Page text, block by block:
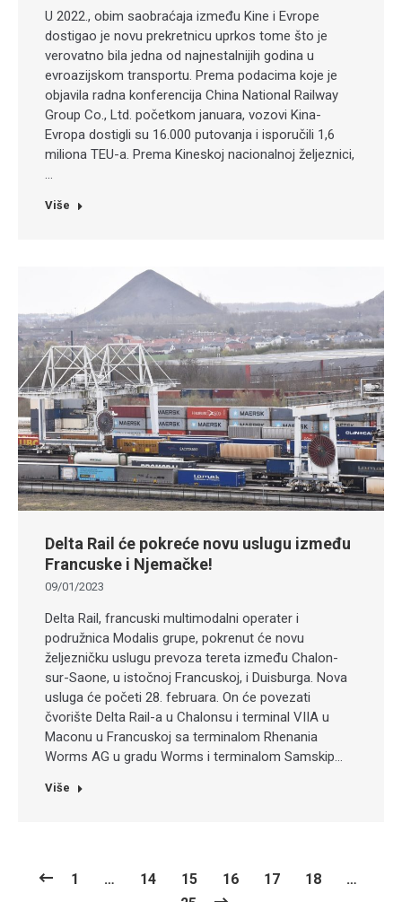
U 2022., obim saobraćaja između Kine i Evrope
dostigao je novu prekretnicu uprkos tome što je
verovatno bila jedna od najnestalnijih godina u
evroazijskom transportu. Prema podacima koje je
objavila radna konferencija China National Railway
Group Co., Ltd. početkom januara, vozovi Kina-
Evropa dostigli su 16.000 putovanja i isporučili 1,6
miliona TEU-a. Prema Kineskoj nacionalnoj željeznici,
…
Više
Delta Rail će pokreće novu uslugu između
Francuske i Njemačke!
09/01/2023
Delta Rail, francuski multimodalni operater i
podružnica Modalis grupe, pokrenut će novu
željezničku uslugu prevoza tereta između Chalon-
sur-Saone, u istočnoj Francuskoj, i Duisburga. Nova
usluga će početi 28. februara. On će povezati
čvorište Delta Rail-a u Chalonsu i terminal VIIA u
Maconu u Francuskoj sa terminalom Rhenania
Worms AG u gradu Worms i terminalom Samskip…
Više
1 … 14 15 16 17 18
…